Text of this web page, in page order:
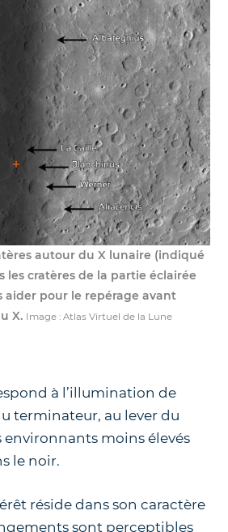
autour du X lunaire (indiqué
les cratères de la partie éclairée
aider pour le repérage avant
X. Image : Atlas Virtuel de la Lune
à l’illumination de
terminateur, au lever du
environnants moins élevés
le noir.
réside dans son caractère
sont perceptibles